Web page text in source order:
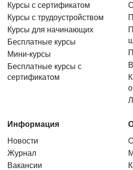
Курсы с сертификатом
Курсы с трудоустройством
Курсы для начинающих
Бесплатные курсы
Мини-курсы
Бесплатные курсы с
сертификатом
Информация
Новости
Журнал
Вакансии